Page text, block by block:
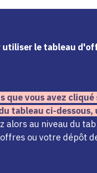
utiliser le tableau
vous avez cliqué
tableau ci-dessous,
alors au niveau du
ou votre dépôt